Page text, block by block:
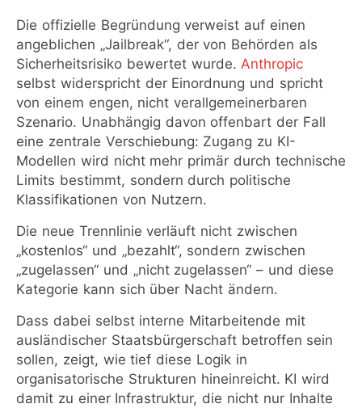
Die offizielle Begründung verweist auf einen
angeblichen „Jailbreak“, der von Behörden als
Sicherheitsrisiko bewertet wurde.Anthropic
selbst widerspricht der Einordnung und spricht
von einem engen, nicht verallgemeinerbaren
Szenario. Unabhängig davon offenbart der Fall
eine zentrale Verschiebung: Zugang zu KI-
Modellen wird nicht mehr primär durch technische
Limits bestimmt, sondern durch politische
Klassifikationen von Nutzern.
Die neue Trennlinie verläuft nicht zwischen
„kostenlos“ und „bezahlt“, sondern zwischen
„zugelassen“ und „nicht zugelassen“ – und diese
Kategorie kann sich über Nacht ändern.
Dass dabei selbst interne Mitarbeitende mit
ausländischer Staatsbürgerschaft betroffen sein
sollen, zeigt, wie tief diese Logik in
organisatorische Strukturen hineinreicht. KI wird
damit zu einer Infrastruktur, die nicht nur Inhalte